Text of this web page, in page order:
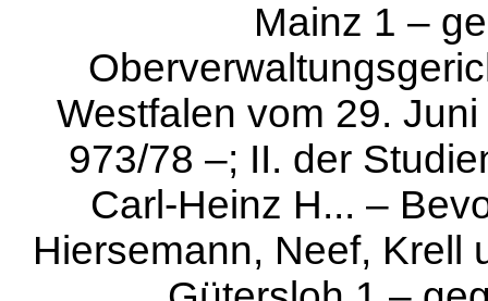
Mainz 1 –
Westfalen vom 29.
973/78 –; II. der
Carl-Heinz H... –
Hiersemann, Neef, Krell